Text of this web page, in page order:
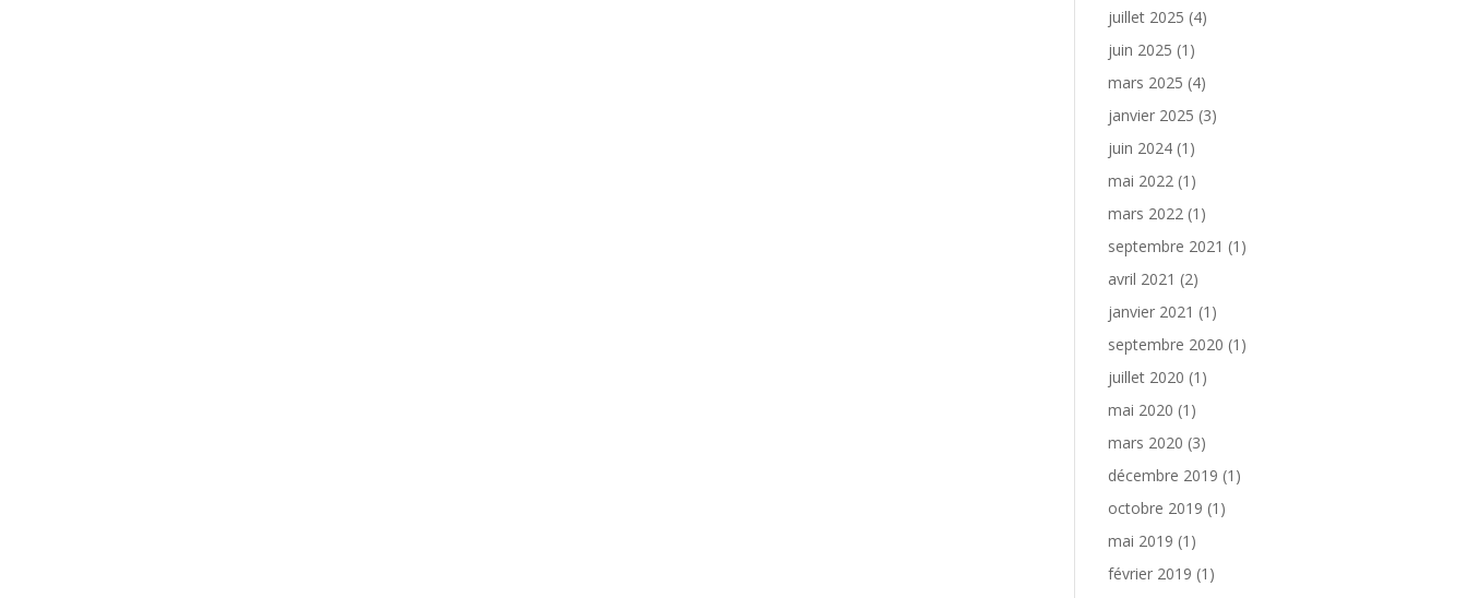
juillet 2025 (4)
juin 2025 (1)
mars 2025 (4)
janvier 2025 (3)
juin 2024 (1)
mai 2022 (1)
mars 2022 (1)
septembre 2021 (1)
avril 2021 (2)
janvier 2021 (1)
septembre 2020 (1)
juillet 2020 (1)
mai 2020 (1)
mars 2020 (3)
décembre 2019 (1)
octobre 2019 (1)
mai 2019 (1)
février 2019 (1)